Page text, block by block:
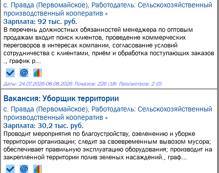
с. Правда (Первомайское), Работодатель: Сельскохозяйственный
производственный кооператив «
Зарплата: 92 тыс. руб.
В перечень должностных обязанностей менеджера по оптовым
продажам входит поиск клиентов, проведение коммерческих
переговоров в интересах компании, согласование условий
сотрудничества с клиентами, приём и обработка поступающих заказов
., график р...
Даты: 24.07.2026-08.08.2026 Показов: 226 (18) Просмотров: 2 (0)
Вакансия: Уборщик территории
с. Правда (Первомайское), Работодатель: Сельскохозяйственный
производственный кооператив «
Зарплата: 30,2 тыс. руб.
Проводит мероприятия по благоустройству, озеленению и уборке
территории организации; следит за своевременным вывозом мусора;
обеспечивает правильную эксплуатацию оборудования; производит на
закрепленной территории полив зеленых насаждений., граф...